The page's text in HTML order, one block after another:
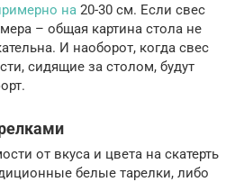
на 20-30 см. Если свес
– общая картина стола не
И наоборот, когда свес
сидящие за столом, будут
от вкуса и цвета на скатерть
белые тарелки, либо